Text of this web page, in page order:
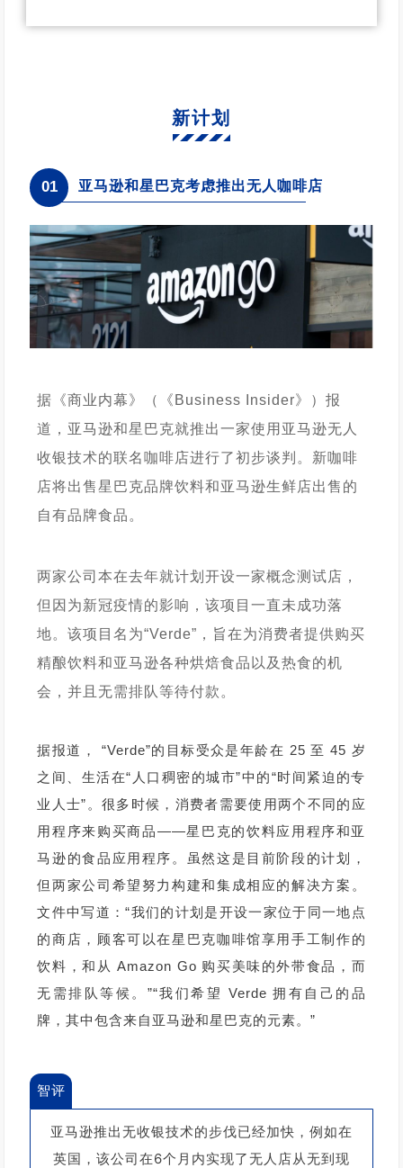
新计划
01 亚马逊和星巴克考虑推出无人咖啡店
据《商业内幕》（《Business Insider》）报
道，亚马逊和星巴克就推出一家使用亚马逊无人
收银技术的联名咖啡店进行了初步谈判。新咖啡
店将出售星巴克品牌饮料和亚马逊生鲜店出售的
自有品牌食品。
两家公司本在去年就计划开设一家概念测试店，
但因为新冠疫情的影响，该项目一直未成功落
地。该项目名为“Verde”，旨在为消费者提供购买
精酿饮料和亚马逊各种烘焙食品以及热食的机
会，并且无需排队等待付款。
据报道， “Verde”的目标受众是年龄在 25 至 45 岁
之间、生活在“人口稠密的城市”中的“时间紧迫的专
业人士”。很多时候，消费者需要使用两个不同的应
用程序来购买商品——星巴克的饮料应用程序和亚
马逊的食品应用程序。虽然这是目前阶段的计划，
但两家公司希望努力构建和集成相应的解决方案。
文件中写道：“我们的计划是开设一家位于同一地点
的商店，顾客可以在星巴克咖啡馆享用手工制作的
饮料，和从 Amazon Go 购买美味的外带食品，而
无需排队等候。”“我们希望 Verde 拥有自己的品
牌，其中包含来自亚马逊和星巴克的元素。”
智评
亚马逊推出无收银技术的步伐已经加快，例如在
英国，该公司在6个月内实现了无人店从无到现